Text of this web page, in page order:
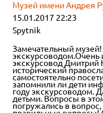
Музей имени Андрея
15.01.2017 22:23
Spytnik
Замечательный
экскурсоводом.Очень
экскурсовод Дмитрий
исторический
самостоятельно
запомнили ли дети
году экскурсоводом.
детьми. Вопросы в
погружались в